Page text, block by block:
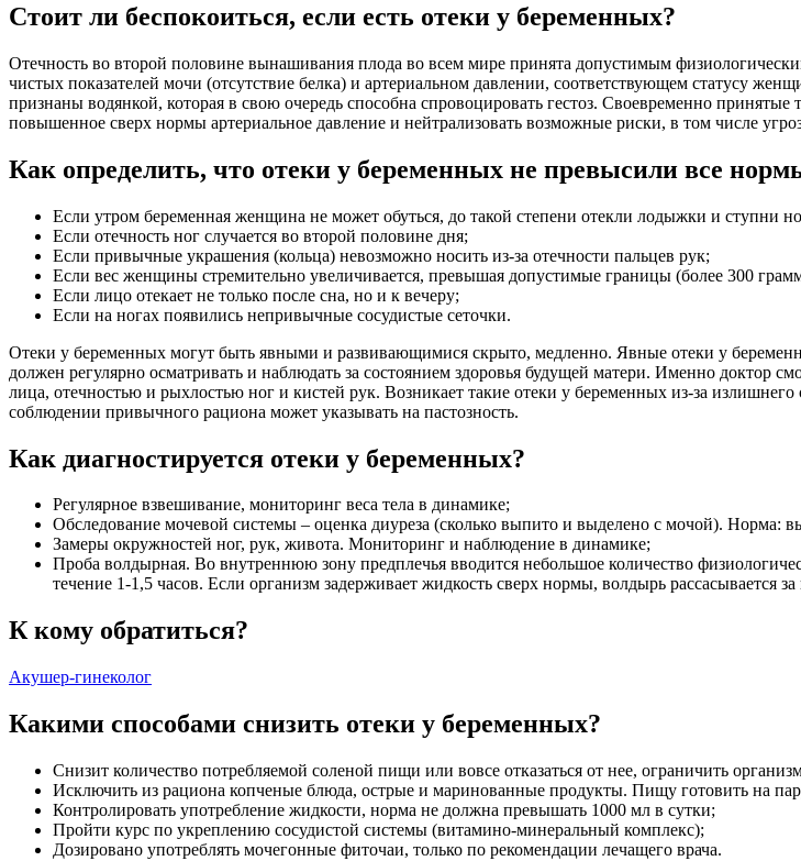
Стоит ли беспокоиться, если есть отеки у беременных?
Отечность во второй половине вынашивания плода во всем мире принята допустимым
чистых показателей мочи (отсутствие белка) и артериальном давлении, соответствующем статусу
признаны водянкой, которая в свою очередь способна спровоцировать гестоз. Своевременно
повышенное сверх нормы артериальное давление и нейтрализовать возможные риски, в том числе
Как определить, что отеки у беременных не превысили все
Если утром беременная женщина не может обуться, до такой степени отекли лодыжки и ступни
Если отечность ног случается во второй половине дня;
Если привычные украшения (кольца) невозможно носить из-за отечности пальцев рук;
Если вес женщины стремительно увеличивается, превышая допустимые границы (более 300
Если лицо отекает не только после сна, но и к вечеру;
Если на ногах появились непривычные сосудистые сеточки.
Отеки у беременных могут быть явными и развивающимися скрыто, медленно. Явные отеки у
должен регулярно осматривать и наблюдать за состоянием здоровья будущей матери. Именно доктор
лица, отечностью и рыхлостью ног и кистей рук. Возникает такие отеки у беременных из-за
соблюдении привычного рациона может указывать на пастозность.
Как диагностируется отеки у беременных?
Регулярное взвешивание, мониторинг веса тела в динамике;
Обследование мочевой системы – оценка диуреза (сколько выпито и выделено с мочой). Норма:
Замеры окружностей ног, рук, живота. Мониторинг и наблюдение в динамике;
Проба волдырная. Во внутреннюю зону предплечья вводится небольшое количество
течение 1-1,5 часов. Если организм задерживает жидкость сверх нормы, волдырь рассасывается
К кому обратиться?
Акушер-гинеколог
Какими способами снизить отеки у беременных?
Снизит количество потребляемой соленой пищи или вовсе отказаться от нее, ограничить
Исключить из рациона копченые блюда, острые и маринованные продукты. Пищу готовить на
Контролировать употребление жидкости, норма не должна превышать 1000 мл в сутки;
Пройти курс по укреплению сосудистой системы (витамино-минеральный комплекс);
Дозировано употреблять мочегонные фиточаи, только по рекомендации лечащего врача.